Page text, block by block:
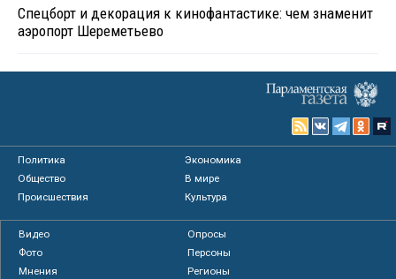
Спецборт и декорация к кинофантастике: чем знаменит
аэропорт Шереметьево
Политика
Экономика
Общество
В мире
Происшествия
Культура
Видео
Опросы
Фото
Персоны
Мнения
Регионы